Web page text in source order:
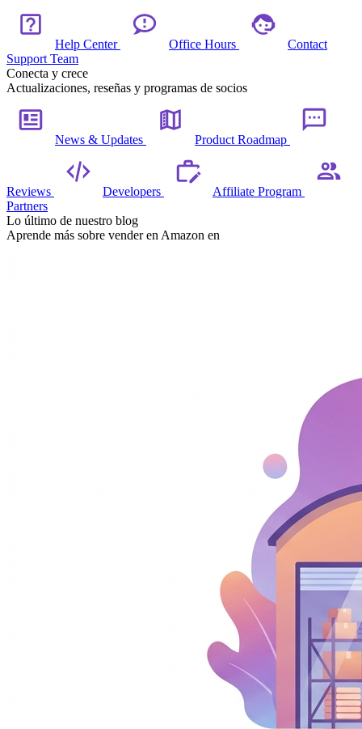
Help Center Office Hours
Contact
Support Team
Conecta y crece
Actualizaciones, reseñas y programas de socios
News & Updates Product Roadmap
Reviews Developers
Affiliate Program
Partners
Lo último de nuestro blog
Aprende más sobre vender en Amazon en